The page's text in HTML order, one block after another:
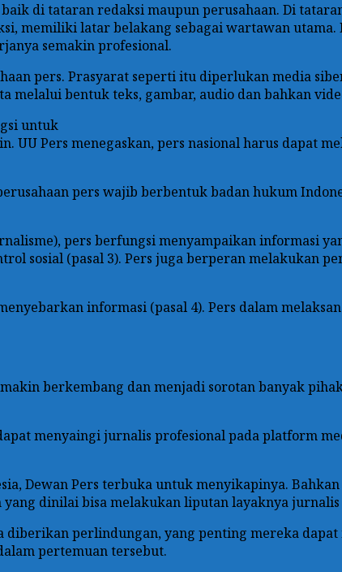
di tataran redaksi maupun perusahaan. Di
memiliki latar belakang sebagai wartawan
semakin profesional.
pers. Prasyarat seperti itu diperlukan media
bentuk teks, gambar, audio dan bahkan
untuk
Pers menegaskan, pers nasional harus dapat
pers wajib berbentuk badan hukum
pers berfungsi menyampaikan informasi
sosial (pasal 3). Pers juga berperan melakukan
informasi (pasal 4). Pers dalam
berkembang dan menjadi sorotan banyak
menyaingi jurnalis profesional pada platform
Dewan Pers terbuka untuk menyikapinya.
dinilai bisa melakukan liputan layaknya
diberikan perlindungan, yang penting mereka
pertemuan tersebut.